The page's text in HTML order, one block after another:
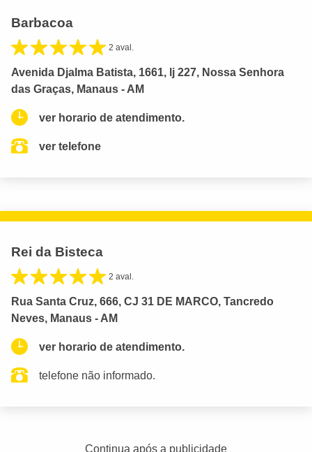
Barbacoa
2 aval.
Avenida Djalma Batista, 1661, lj 227, Nossa Senhora
das Graças, Manaus - AM
ver horario de atendimento.
ver telefone
Rei da Bisteca
2 aval.
Rua Santa Cruz, 666, CJ 31 DE MARCO, Tancredo
Neves, Manaus - AM
ver horario de atendimento.
telefone não informado.
Continua após a publicidade